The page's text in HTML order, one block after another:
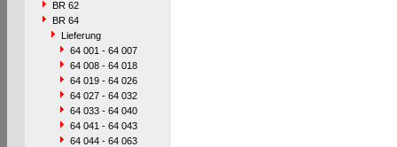
BR 62
BR 64
Lieferung
64 001 - 64 007
64 008 - 64 018
64 019 - 64 026
64 027 - 64 032
64 033 - 64 040
64 041 - 64 043
64 044 - 64 063